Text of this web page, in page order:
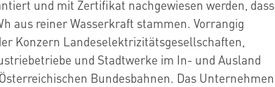
und mit Zertifikat nachgewiesen werden, dass
aus reiner Wasserkraft stammen. Vorrangig
Konzern Landeselektrizitätsgesellschaften,
und Stadtwerke im In- und Ausland
Bundesbahnen. Das Unternehmen